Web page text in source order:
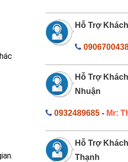
Hỗ Trợ
Hỗ Trợ
Nhuận
0932489685- Mr:
Hỗ Trợ
Thạnh